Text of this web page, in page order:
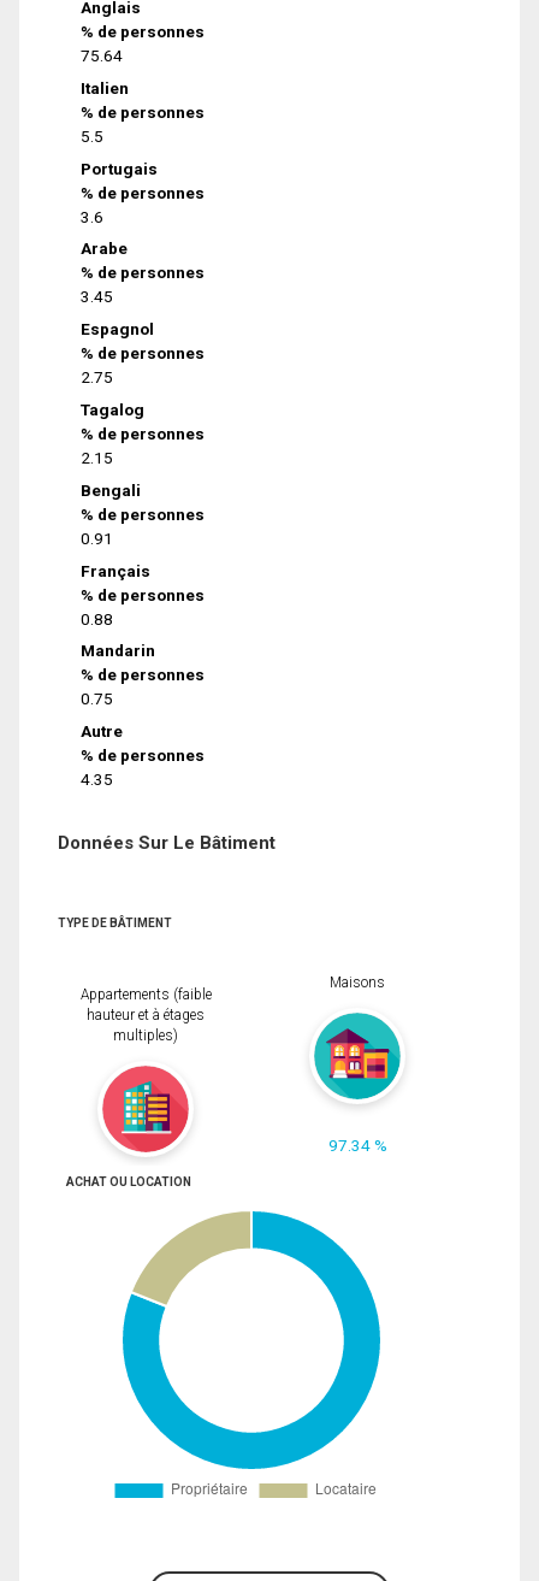
Anglais
% de personnes
75.64
Italien
% de personnes
5.5
Portugais
% de personnes
3.6
Arabe
% de personnes
3.45
Espagnol
% de personnes
2.75
Tagalog
% de personnes
2.15
Bengali
% de personnes
0.91
Français
% de personnes
0.88
Mandarin
% de personnes
0.75
Autre
% de personnes
4.35
Données Sur Le Bâtiment
TYPE DE BÂTIMENT
Appartements (faible
hauteur et à étages
multiples)
Maisons
97.34 %
ACHAT OU LOCATION